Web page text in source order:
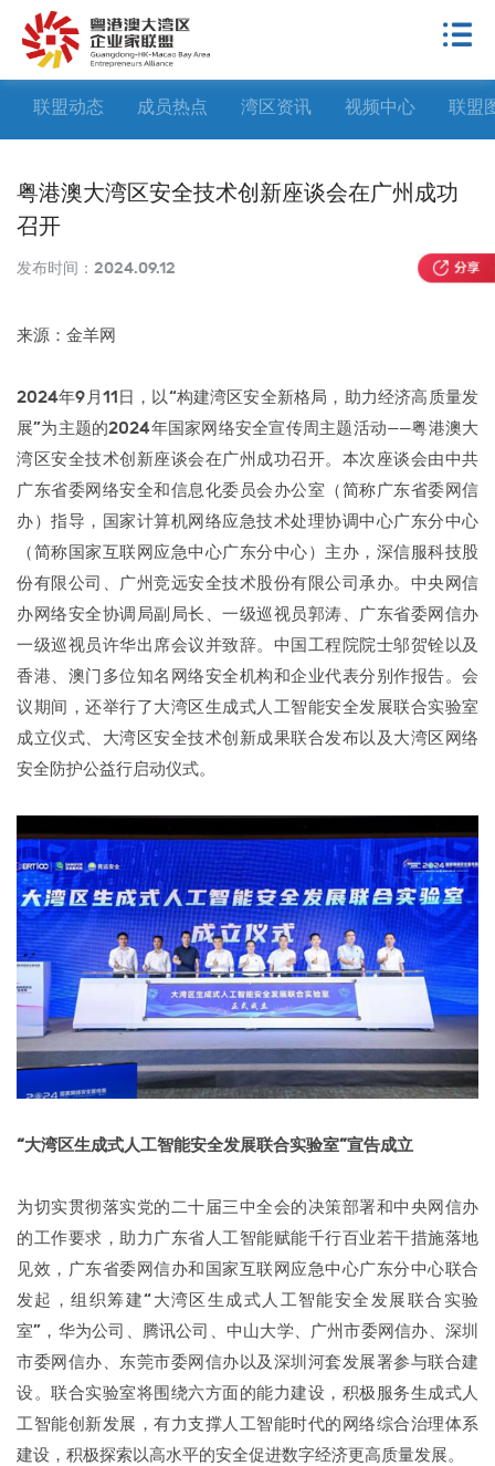
联盟动态 成员热点 湾区资讯 视频中心 联盟
粤港澳大湾区安全技术创新座谈会在广州成功
召开
发布时间： 2024.09.12
来源：金羊网
2024年9月11日，以“构建湾区安全新格局，助力经济高质量发
展”为主题的2024年国家网络安全宣传周主题活动——粤港澳大
湾区安全技术创新座谈会在广州成功召开。本次座谈会由中共
广东省委网络安全和信息化委员会办公室（简称广东省委网信
办）指导，国家计算机网络应急技术处理协调中心广东分中心
（简称国家互联网应急中心广东分中心）主办，深信服科技股
份有限公司、广州竞远安全技术股份有限公司承办。中央网信
办网络安全协调局副局长、一级巡视员郭涛、广东省委网信办
一级巡视员许华出席会议并致辞。中国工程院院士邬贺铨以及
香港、澳门多位知名网络安全机构和企业代表分别作报告。会
议期间，还举行了大湾区生成式人工智能安全发展联合实验室
成立仪式、大湾区安全技术创新成果联合发布以及大湾区网络
安全防护公益行启动仪式。
“大湾区生成式人工智能安全发展联合实验室”宣告成立
为切实贯彻落实党的二十届三中全会的决策部署和中央网信办
的工作要求，助力广东省人工智能赋能千行百业若干措施落地
见效，广东省委网信办和国家互联网应急中心广东分中心联合
发起，组织筹建“大湾区生成式人工智能安全发展联合实验
室”，华为公司、腾讯公司、中山大学、广州市委网信办、深圳
市委网信办、东莞市委网信办以及深圳河套发展署参与联合建
设。联合实验室将围绕六方面的能力建设，积极服务生成式人
工智能创新发展，有力支撑人工智能时代的网络综合治理体系
建设，积极探索以高水平的安全促进数字经济更高质量发展。